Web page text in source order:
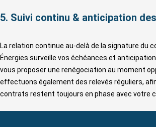
5. Suivi continu & anticipation
La relation continue au-delà de la signature du
Énergies surveille vos échéances et
vous proposer une renégociation au moment
effectuons également des relevés réguliers,
contrats restent toujours en phase avec votre